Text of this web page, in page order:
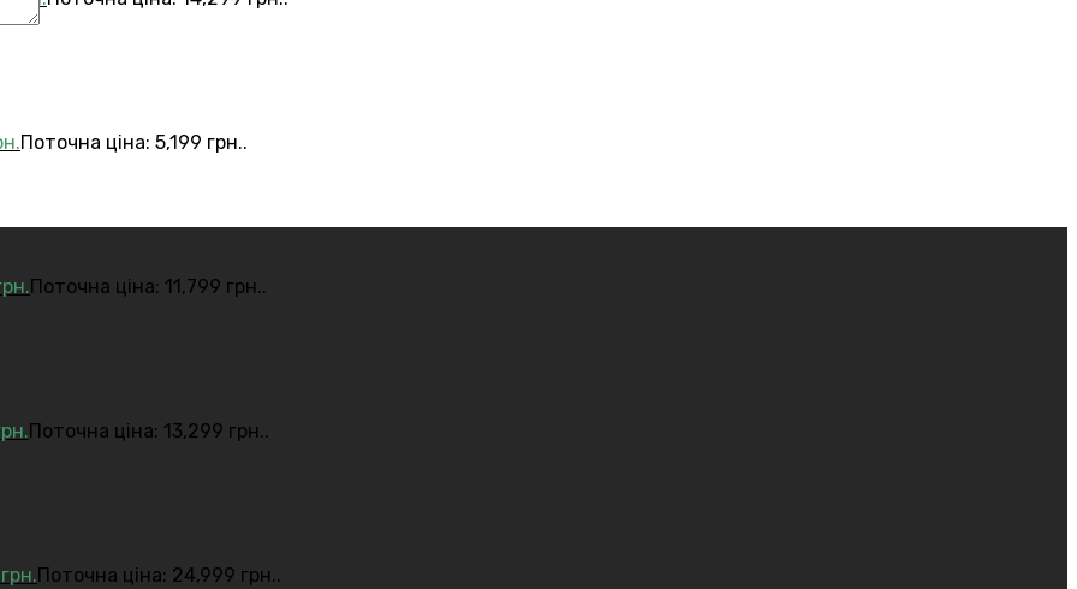
Поточна ціна: 5,199 грн..
Поточна ціна: 11,799 грн..
Поточна ціна: 13,299 грн..
грн. Поточна ціна: 24,999 грн..